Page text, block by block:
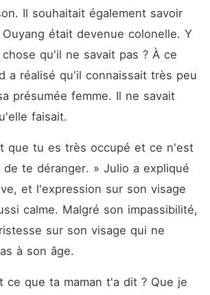
Il souhaitait également savoir
était devenue colonelle. Y
qu'il ne savait pas ? À ce
a réalisé qu'il connaissait très peu
présumée femme. Il ne savait
faisait.
que tu es très occupé et ce n'est
de te déranger. » Julio a expliqué
et l'expression sur son visage
calme. Malgré son impassibilité,
sur son visage qui ne
à son âge.
ce que ta maman t'a dit ? Que je